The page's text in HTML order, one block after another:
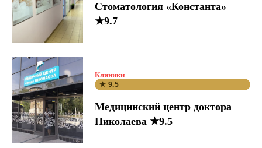
Стоматология «Константа»
★9.7
Клиники
★ 9.5
Медицинский центр доктора
Николаева ★9.5